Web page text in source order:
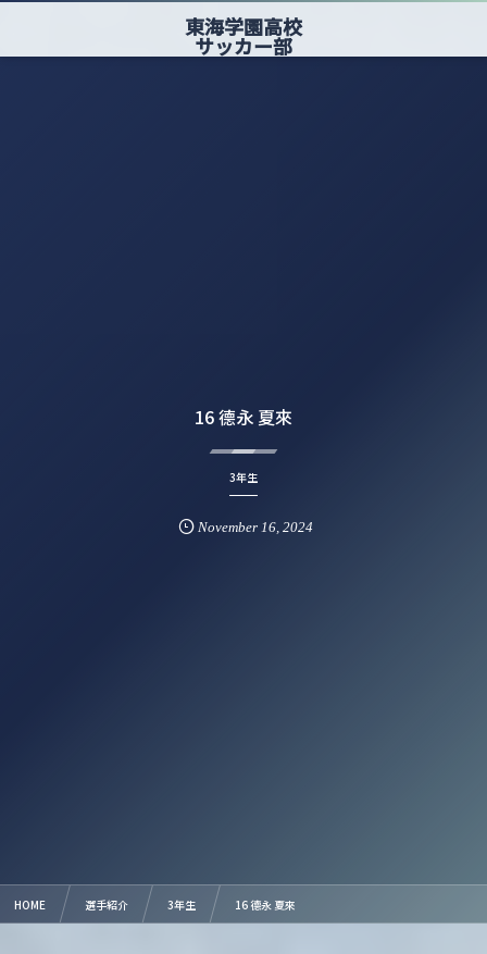
東海学園高校
サッカー部
16 德永 夏來
3年生
November 16, 2024
HOME 選手紹介 3年生 16 德永 夏來